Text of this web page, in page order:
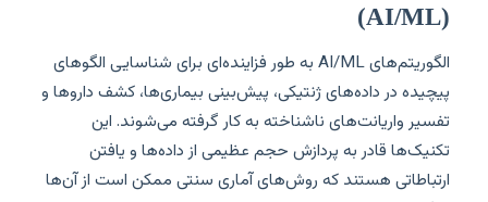
(AI/ML)
الگوریتم‌های AI/ML به طور فزاینده‌ای برای شناسایی الگوهای
پیچیده در داده‌های ژنتیکی، پیش‌بینی بیماری‌ها، کشف داروها و
تفسیر واریانت‌های ناشناخته به کار گرفته می‌شوند. این
تکنیک‌ها قادر به پردازش حجم عظیمی از داده‌ها و یافتن
ارتباطاتی هستند که روش‌های آماری سنتی ممکن است از آن‌ها